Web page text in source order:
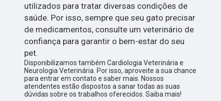
utilizados para tratar diversas condições de
saúde. Por isso, sempre que seu gato precisar
de medicamentos, consulte um veterinário de
confiança para garantir o bem-estar do seu
pet.
Disponibilizamos também Cardiologia Veterinária e
Neurologia Veterinária. Por isso, aproveite a sua chance
para entrar em contato e saber mais. Nossos
atendentes estão dispostos a sanar todas as suas
dúvidas sobre os trabalhos oferecidos. Saiba mais!